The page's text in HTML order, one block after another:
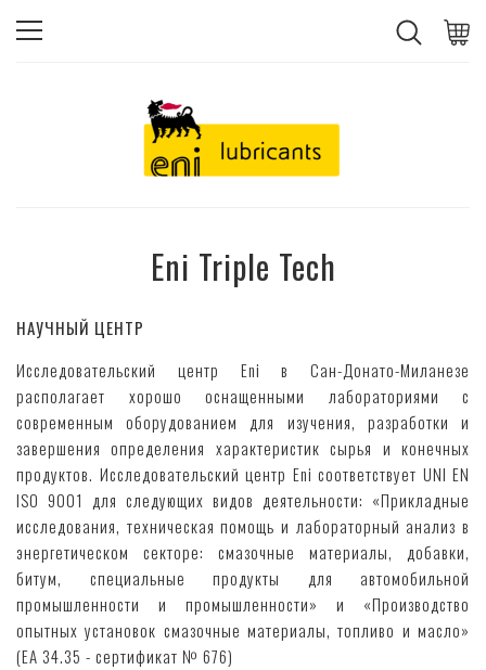
Eni Triple Tech
НАУЧНЫЙ ЦЕНТР
Исследовательский центр Eni в Сан-Донато-Миланезе
располагает хорошо оснащенными лабораториями с
современным оборудованием для изучения, разработки и
завершения определения характеристик сырья и конечных
продуктов. Исследовательский центр Eni соответствует UNI EN
ISO 9001 для следующих видов деятельности: «Прикладные
исследования, техническая помощь и лабораторный анализ в
энергетическом секторе: смазочные материалы, добавки,
битум, специальные продукты для автомобильной
промышленности и промышленности» и «Производство
опытных установок смазочные материалы, топливо и масло»
(EA 34.35 - сертификат № 676)